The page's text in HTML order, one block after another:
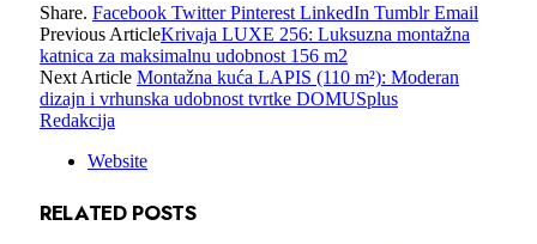
Share. Facebook Twitter Pinterest LinkedIn Tumblr Email
Previous ArticleKrivaja LUXE 256: Luksuzna montažna
katnica za maksimalnu udobnost 156 m2
Next Article Montažna kuća LAPIS (110 m²): Moderan
dizajn i vrhunska udobnost tvrtke DOMUSplus
Redakcija
Website
RELATED POSTS